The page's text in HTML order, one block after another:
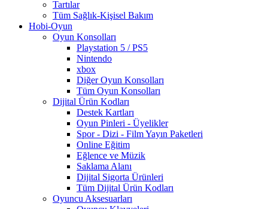
Tartılar
Tüm Sağlık-Kişisel Bakım
Hobi-Oyun
Oyun Konsolları
Playstation 5 / PS5
Nintendo
xbox
Diğer Oyun Konsolları
Tüm Oyun Konsolları
Dijital Ürün Kodları
Destek Kartları
Oyun Pinleri - Üyelikler
Spor - Dizi - Film Yayın Paketleri
Online Eğitim
Eğlence ve Müzik
Saklama Alanı
Dijital Sigorta Ürünleri
Tüm Dijital Ürün Kodları
Oyuncu Aksesuarları